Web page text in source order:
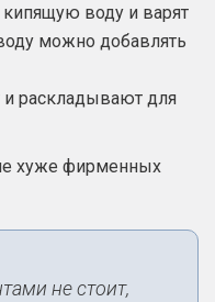
воду и варят
можно добавлять
раскладывают для
хуже фирменных
не стоит,